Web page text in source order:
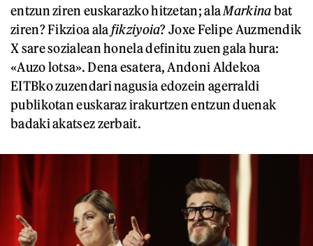
entzun ziren euskarazko hitzetan; alaMarkinabat
ziren? Fikzioa ala fikziyoia? Joxe Felipe Auzmendik
X sare sozialean honela definitu zuen gala hura:
«Auzo lotsa». Dena esatera, Andoni Aldekoa
EITBko zuzendari nagusia edozein agerraldi
publikotan euskaraz irakurtzen entzun duenak
badaki akatsez zerbait.